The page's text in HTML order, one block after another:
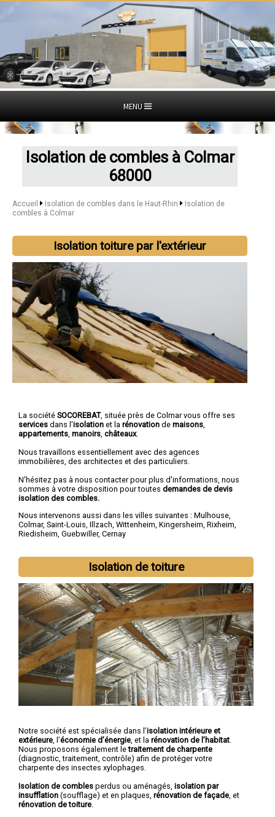
MENU
Isolation de combles à Colmar
68000
Accueil Isolation de combles dans le Haut-Rhin
Isolation de
combles à Colmar
Isolation toiture par l'extérieur
La société SOCOREBAT, située près de Colmar vous offre ses
services dans l'isolation et la rénovation de maisons,
appartements, manoirs, châteaux.
Nous travaillons essentiellement avec des agences
immobilières, des architectes et des particuliers.
N'hésitez pas à nous contacter pour plus d'informations, nous
sommes à votre disposition pour toutes demandes de devis
isolation des combles.
Nous intervenons aussi dans les villes suivantes : Mulhouse,
Colmar, Saint-Louis, Illzach, Wittenheim, Kingersheim, Rixheim,
Riedisheim, Guebwiller, Cernay
Isolation de toiture
Notre société est spécialisée dans l’isolation intérieure et
extérieure, l’économie d’énergie, et la rénovation de l’habitat.
Nous proposons également letraitement de charpente
(diagnostic, traitement, contrôle) afin de protéger votre
charpente des insectes xylophages.
Isolation de combles perdus ou aménagés, isolation par
insufflation (soufflage) et en plaques, rénovation de façade, et
rénovation de toiture.